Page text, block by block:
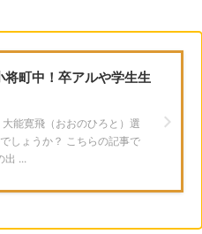
町中！卒アルや学生生
能寛飛（おおのひろと）選
しょうか？ こちらの記事で
出 ...